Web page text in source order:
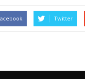
Twitter